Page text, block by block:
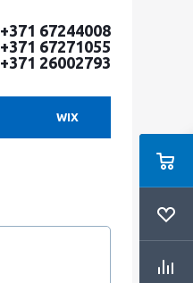
+371 67244008
+371 67271055
+371 26002793
WIX